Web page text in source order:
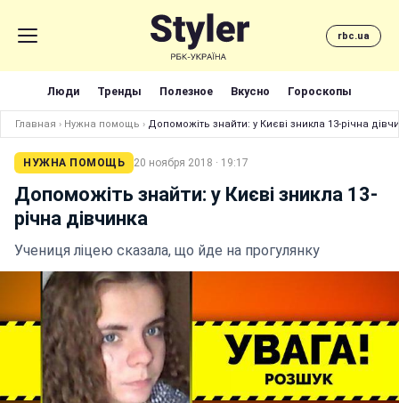
rbc.ua
Люди Тренды Полезное Вкусно Гороскопы
Главная › Нужна помощь › Допоможіть знайти: у Києві зникла 13-річна
НУЖНА ПОМОЩЬ 20 ноября 2018 · 19:17
Допоможіть знайти: у Києві зникла 13-
річна дівчинка
Учениця ліцею сказала, що йде на прогулянку